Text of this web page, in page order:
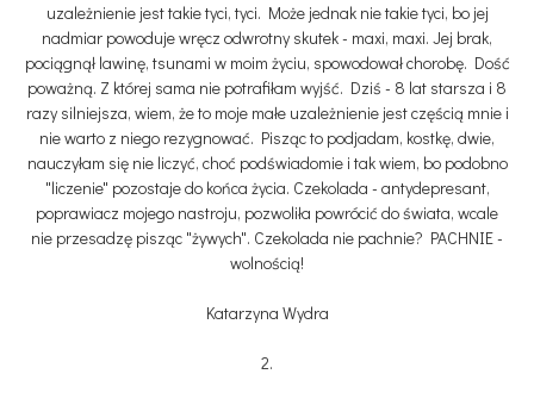
uzależnienie jest takie tyci, tyci. Może jednak nie takie tyci, bo jej
nadmiar powoduje wręcz odwrotny skutek - maxi, maxi. Jej brak,
pociągnął lawinę, tsunami w moim życiu, spowodował chorobę. Dość
poważną. Z której sama nie potrafiłam wyjść. Dziś - 8 lat starsza i 8
razy silniejsza, wiem, że to moje małe uzależnienie jest częścią mnie i
nie warto z niego rezygnować. Pisząc to podjadam, kostkę, dwie,
nauczyłam się nie liczyć, choć podświadomie i tak wiem, bo podobno
"liczenie" pozostaje do końca życia. Czekolada - antydepresant,
poprawiacz mojego nastroju, pozwoliła powrócić do świata, wcale
nie przesadzę pisząc "żywych". Czekolada nie pachnie? PACHNIE -
wolnością!
Katarzyna Wydra
2.